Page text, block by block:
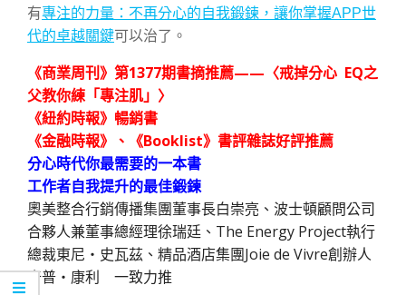
有專注的力量：不再分心的自我鍛鍊，讓你掌握APP世
代的卓越關鍵可以治了。
《商業周刊》第1377期書摘推薦——〈戒掉分心 EQ之
父教你練「專注肌」〉
《紐約時報》暢銷書
《金融時報》、《Booklist》書評雜誌好評推薦
分心時代你最需要的一本書
工作者自我提升的最佳鍛鍊
奧美整合行銷傳播集團董事長白崇亮、波士頓顧問公司
合夥人兼董事總經理徐瑞廷、The Energy Project執行
總裁東尼・史瓦茲、精品酒店集團Joie de Vivre創辦人
奇普・康利 一致力推